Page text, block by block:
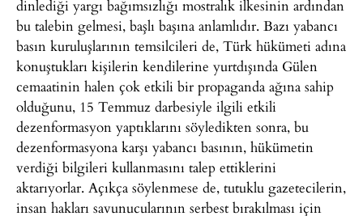
dinlediği yargı bağımsızlığı mostralık ilkesinin ardından
bu talebin gelmesi, başlı başına anlamlıdır. Bazı yabancı
basın kuruluşlarının temsilcileri de, Türk hükümeti adına
konuştukları kişilerin kendilerine yurtdışında Gülen
cemaatinin halen çok etkili bir propaganda ağına sahip
olduğunu, 15 Temmuz darbesiyle ilgili etkili
dezenformasyon yaptıklarını söyledikten sonra, bu
dezenformasyona karşı yabancı basının, hükümetin
verdiği bilgileri kullanmasını talep ettiklerini
aktarıyorlar. Açıkça söylenmese de, tutuklu gazetecilerin,
insan hakları savunucularının serbest bırakılması için